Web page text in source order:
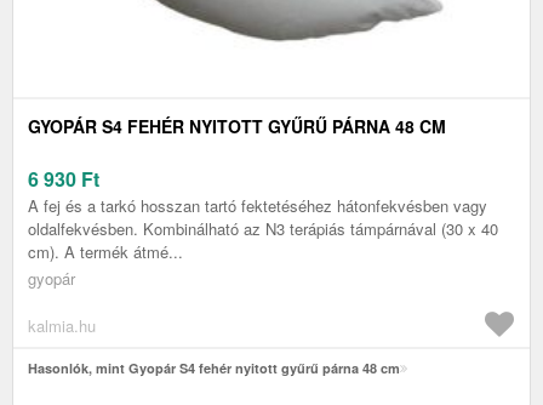
GYOPÁR S4 FEHÉR NYITOTT GYŰRŰ PÁRNA 48 CM
6 930 Ft
A fej és a tarkó hosszan tartó fektetéséhez hátonfekvésben vagy
oldalfekvésben. Kombinálható az N3 terápiás támpárnával (30 x 40
cm). A termék átmé...
gyopár
kalmia.hu
Hasonlók, mint Gyopár S4 fehér nyitott gyűrű párna 48 cm